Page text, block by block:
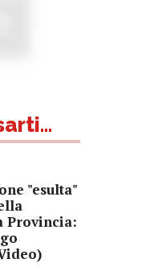
"esulta"
Provincia: